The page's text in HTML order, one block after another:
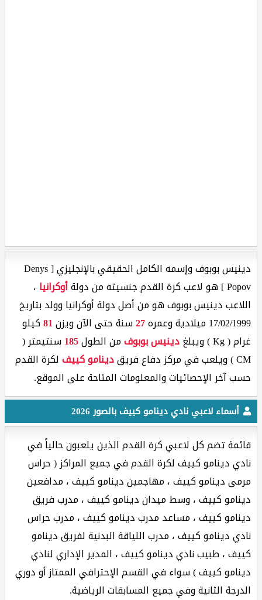
دينيس بوبوف وإسمه الكامل الحقيقي بالإنجليزي [ Denys
Popov ] هو لاعب كرة القدم جنسيته من دولة
أوكرانيا ،
اللاعب دينيس بوبوف هو من أصل دولة أوكرانيا وولد بتاريخ
17/02/1999 ميلادية وعمره
27سنة حتى الآن ويزن81كيلو
غرام ( Kg ) ويبلغ
دينيس بوبوفمن الطول185سنتيمتر (
CM ) ويلعب في مركز دفاع فريق
دينامو كييفلكرة القدم
حسب آخر الإحصائيات والمعلومات المتاحة على الموقع.
أسماء لاعبي نادي دينامو كييف بالصور 2026
قائمة تضم كل لاعبي كرة القدم الذين يلعبون حالياً في
نادي دينامو كييف لكرة القدم في جميع المراكز ( حراس
مرمى دينامو كييف ، مهاجمين دينامو كييف ، مدافعين
دينامو كييف ، وسط ميدان دينامو كييف ، مدرب فريق
دينامو كييف ، مساعد مدرب دينامو كييف ، مدرب حراس
نادي دينامو كييف ، مدرب اللياقة البدنية لفريق دينامو
كييف ، طبيب نادي دينامو كييف ، المدير الإداري لنادي
دينامو كييف ) سواء في القسم الإحترافي الممتاز أو دوري
الدرجة الثانية وفي جميع المسابقات الرياضية.